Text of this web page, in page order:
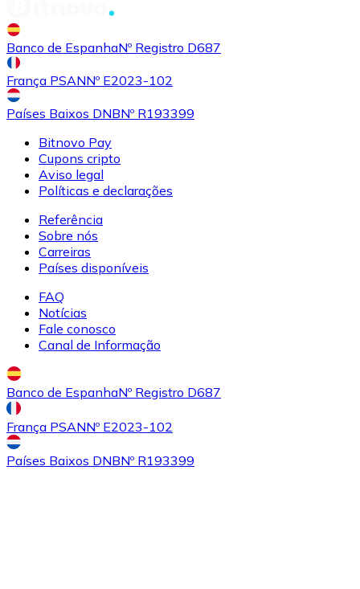
Uniswapcom transferência bancárias
UNI
ETC
ComprarAlgorandcom transferência bancárias
ALGO
Banco de EspanhaNº Registro D687
França PSANNº E2023-102
Países Baixos DNBNº R193399
Bitnovo Pay
Cupons cripto
Aviso legal
Políticas e declarações
Referência
Sobre nós
Carreiras
Países disponíveis
FAQ
Notícias
Fale conosco
Canal de Informação
Banco de EspanhaNº Registro D687
França PSANNº E2023-102
Países Baixos DNBNº R193399